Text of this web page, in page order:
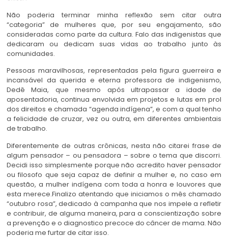
Não poderia terminar minha reflexão sem citar outra
“categoria” de mulheres que, por seu engajamento, são
consideradas como parte da cultura. Falo das indigenistas que
dedicaram ou dedicam suas vidas ao trabalho junto às
comunidades.
Pessoas maravilhosas, representadas pela figura guerreira e
incansável da querida e eterna professora de indigenismo,
Dedê Maia, que mesmo após ultrapassar a idade de
aposentadoria, continua envolvida em projetos e lutas em prol
dos direitos e chamada “agenda indígena”, e com a qual tenho
a felicidade de cruzar, vez ou outra, em diferentes ambientais
de trabalho.
Diferentemente de outras crônicas, nesta não citarei frase de
algum pensador – ou pensadora – sobre o tema que discorri.
Decidi isso simplesmente porque não acredito haver pensador
ou filosofo que seja capaz de definir a mulher e, no caso em
questão, a mulher indígena com toda a honra e louvores que
esta merece.Finalizo atentando que iniciamos o mês chamado
“outubro rosa”, dedicado à campanha que nos impele a refletir
e contribuir, de alguma maneira, para a conscientização sobre
a prevenção e o diagnostico precoce do câncer de mama. Não
poderia me furtar de citar isso.